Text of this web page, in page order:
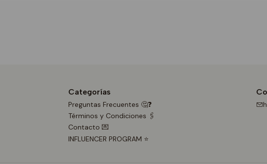
Categorías
Preguntas Frecuentes 🤔❓
Términos y Condiciones 🖇️
Contacto 💌
INFLUENCER PROGRAM ⭐